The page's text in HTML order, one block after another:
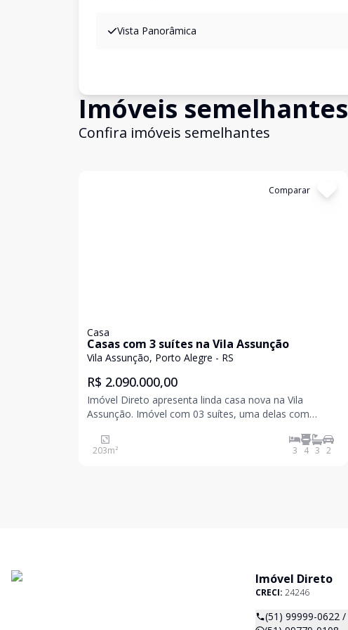
Vista Panorâmica
Imóveis semelhantes
Confira imóveis semelhantes
Comparar
Casa
Casas com 3 suítes na Vila Assunção
Vila Assunção, Porto Alegre - RS
R$ 2.090.000,00
Imóvel Direto apresenta linda casa nova na Vila
Assunção. Imóvel com 03 suítes, uma delas com
ainda varanda coberta com churrasqueira. Amplo pátio
privativo com espaço generoso, pensado com muito c
203m² 3 4 3 2
Imóvel Direto
CRECI: 24246